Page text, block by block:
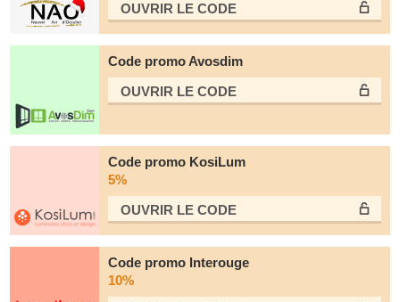
OUVRIR LE СODE
Code promo Avosdim
OUVRIR LE СODE
Code promo KosiLum
5%
OUVRIR LE СODE
Code promo Interouge
10%